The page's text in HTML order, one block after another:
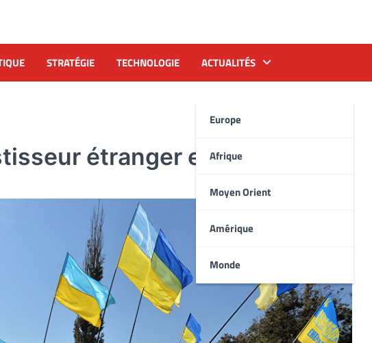
STRATÉGIE TECHNOLOGIE ACTUALITÉS
Europe
Afrique
Moyen Orient
Amérique
Monde
étranger en Ukraine